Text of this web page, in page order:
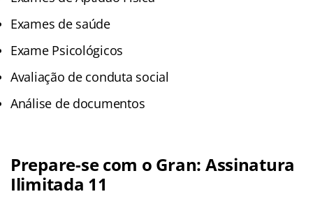
Exames de saúde
Exame Psicológicos
Avaliação de conduta social
Análise de documentos
Prepare-se com o Gran: Assinatura
Ilimitada 11